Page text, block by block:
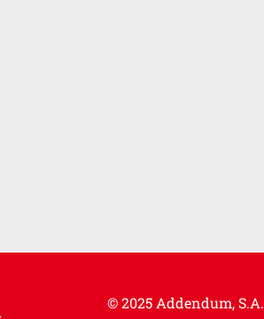
© 2025 Addendum, S.A.